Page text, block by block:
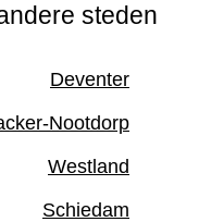
steden
Deventer
Nootdorp
Westland
Schiedam